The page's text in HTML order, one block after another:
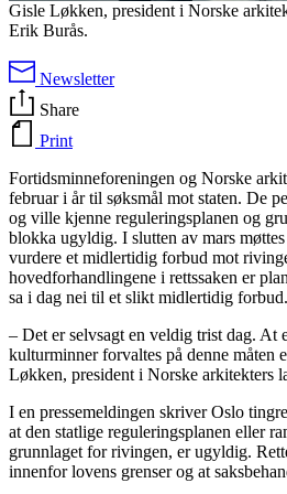
Gisle Løkken, president i Norske
Erik Burås.
Newsletter
Share
Print
Fortidsminneforeningen og Norske
februar i år til søksmål mot staten. De
og ville kjenne reguleringsplanen og
blokka ugyldig. I slutten av mars
vurdere et midlertidig forbud mot
hovedforhandlingene i rettssaken er
sa i dag nei til et slikt midlertidig forbud.
– Det er selvsagt en veldig trist dag. At
kulturminner forvaltes på denne måten
Løkken, president i Norske arkitekters
I en pressemeldingen skriver Oslo
at den statlige reguleringsplanen eller
grunnlaget for rivingen, er ugyldig.
innenfor lovens grenser og at